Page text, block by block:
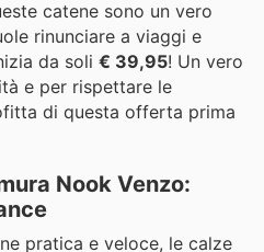
catene sono un vero
rinunciare a viaggi e
da soli € 39,95! Un vero
e per rispettare le
di questa offerta prima
Nook Venzo:
pratica e veloce, le calze